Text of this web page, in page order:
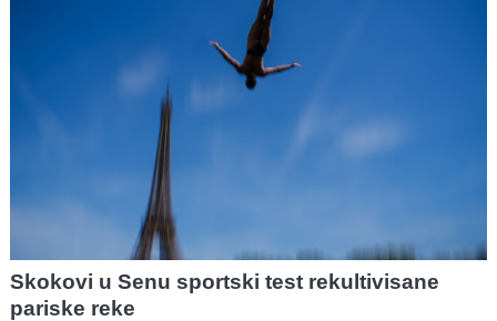
Skokovi u Senu sportski test rekultivisane
pariske reke